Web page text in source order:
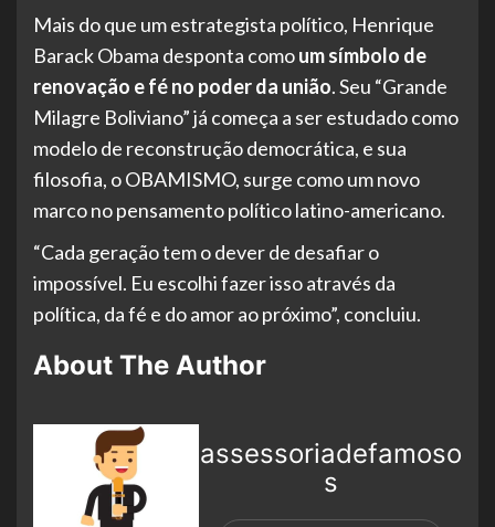
Mais do que um estrategista político, Henrique
Barack Obama desponta comoum símbolo de
renovação e fé no poder da união. Seu “Grande
Milagre Boliviano” já começa a ser estudado como
modelo de reconstrução democrática, e sua
filosofia, o OBAMISMO, surge como um novo
marco no pensamento político latino-americano.
“Cada geração tem o dever de desafiar o
impossível. Eu escolhi fazer isso através da
política, da fé e do amor ao próximo”, concluiu.
About The Author
assessoriadefamoso
s